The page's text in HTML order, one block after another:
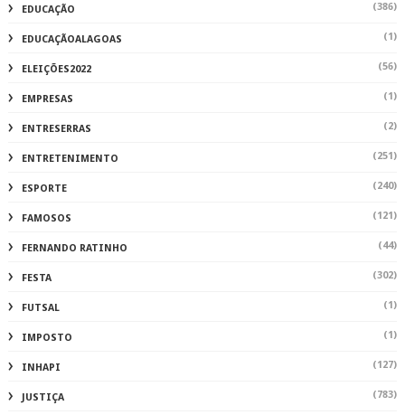
EDUCAÇÃO (386)
EDUCAÇÃOALAGOAS (1)
ELEIÇÕES2022 (56)
EMPRESAS (1)
ENTRESERRAS (2)
ENTRETENIMENTO (251)
ESPORTE (240)
FAMOSOS (121)
FERNANDO RATINHO (44)
FESTA (302)
FUTSAL (1)
IMPOSTO (1)
INHAPI (127)
JUSTIÇA (783)